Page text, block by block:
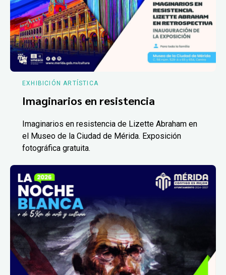
EXHIBICIÓN ARTÍSTICA
Imaginarios en resistencia
Imaginarios en resistencia de Lizette Abraham en
el Museo de la Ciudad de Mérida. Exposición
fotográfica gratuita.